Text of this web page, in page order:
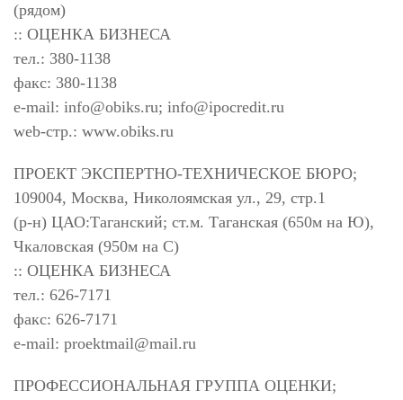
(рядом)
:: ОЦЕНКА БИЗНЕСА
тел.: 380-1138
факс: 380-1138
e-mail: info@obiks.ru; info@ipocredit.ru
web-стр.: www.obiks.ru
ПРОЕКТ ЭКСПЕРТНО-ТЕХНИЧЕСКОЕ БЮРО;
109004, Москва, Николоямская ул., 29, стр.1
(р-н) ЦАО:Таганский; ст.м. Таганская (650м на Ю),
Чкаловская (950м на С)
:: ОЦЕНКА БИЗНЕСА
тел.: 626-7171
факс: 626-7171
e-mail: proektmail@mail.ru
ПРОФЕССИОНАЛЬНАЯ ГРУППА ОЦЕНКИ;